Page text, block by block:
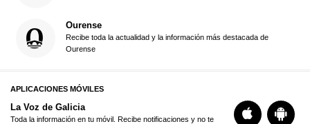
Ourense
Recibe toda la actualidad y la información más destacada de
Ourense
APLICACIONES MÓVILES
La Voz de Galicia
Toda la información en tu móvil. Recibe notificaciones y no te